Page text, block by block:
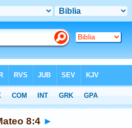
8:4 ►